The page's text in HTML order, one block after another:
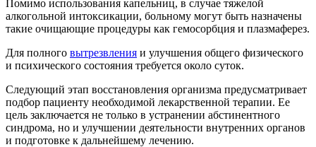
Помимо использования капельниц, в случае тяжелой
алкогольной интоксикации, больному могут быть назначены
такие очищающие процедуры как гемосорбция и плазмаферез.
Для полного вытрезвления и улучшения общего физического
и психического состояния требуется около суток.
Следующий этап восстановления организма предусматривает
подбор пациенту необходимой лекарственной терапии. Ее
цель заключается не только в устранении абстинентного
синдрома, но и улучшении деятельности внутренних органов
и подготовке к дальнейшему лечению.